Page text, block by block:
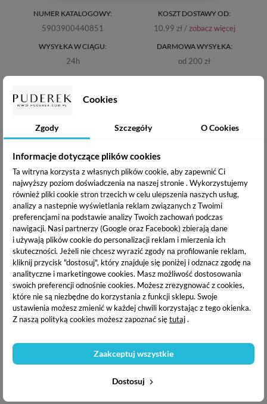
Cookies
Zgody Szczegóły O Cookies
Informacje dotyczące plików cookies
Ta witryna korzysta z własnych plików cookie, aby zapewnić Ci
najwyższy poziom doświadczenia na naszej stronie . Wykorzystujemy
również pliki cookie stron trzecich w celu ulepszenia naszych usług,
analizy a nastepnie wyświetlania reklam związanych z Twoimi
preferencjami na podstawie analizy Twoich zachowań podczas
nawigacji. Nasi partnerzy (Google oraz Facebook) zbierają dane
i używają plików cookie do personalizacji reklam i mierzenia ich
skuteczności. Jeżeli nie chcesz wyrazić zgody na profilowanie reklam,
kliknij przycisk "dostosuj", który znajduje się poniżej i odznacz zgodę na
analityczne i marketingowe cookies. Masz możliwość dostosowania
swoich preferencji odnośnie cookies. Możesz zrezygnować z cookies,
które nie są niezbędne do korzystania z funkcji sklepu. Swoje
ustawienia możesz zmienić w każdej chwili korzystając z tego okienka.
Z naszą polityką cookies możesz zapoznać siętutaj.
Dostosuj
Zaakceptuj wszystkie
NUMER KATALOGOWY:
5903900440851
WYSYŁKA W CIĄGU:
24h
KOSZT DOSTAWY OD:
10.99 zł /zobacz więcej
DARMOWA WYSYŁKA:
od 200 zł
OPIS PRODUKTU
DANE TECHNICZNE
DOSTAWA I PŁATNOŚĆ
BASIC COLOR to hybrydy o bardzo wysokiej i intensywnej
pigmentacji, dzięki czemu niektóre z nich kryją już przy
pierwszej warstwie, a przy dwóch uzyskuje się pełne krycie
bez smug. Średniogęsta konsystencja powoduje, że lakier
doskonale trzyma się płytki paznokciowej, nie zalewając
skórek, jednocześnie dobrze się poziomując. Wyjątkowo
trwałe hybrydy, które wyglądają świeżo przez cały okres
noszenia stylizacji.
Lakier hybrydowy w odcieniu klasycznej czerwieni, który
ofercie.